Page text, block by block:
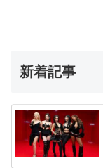
新着記事